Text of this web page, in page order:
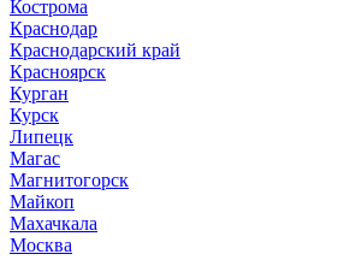
Кострома
Краснодар
Краснодарский край
Красноярск
Курган
Курск
Липецк
Магас
Магнитогорск
Майкоп
Махачкала
Москва